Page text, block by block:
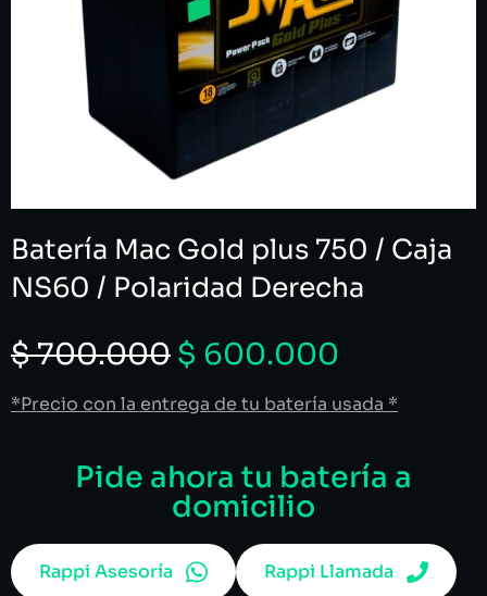
Batería Mac Gold plus 750 / Caja
NS60 / Polaridad Derecha
$700.000 $ 600.000
*Precio con la entrega de tu batería usada *
Pide ahora tu batería a
domicilio
Rappi Asesoría Rappi Llamada